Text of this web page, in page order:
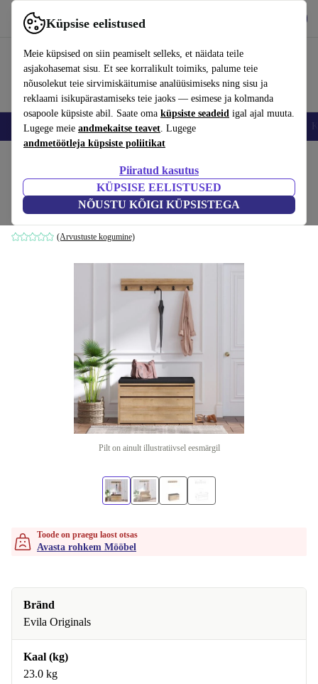
Küpsise eelistused
Meie küpsised on siin peamiselt selleks, et näidata teile
asjakohasemat sisu. Et see korralikult toimiks, palume teie
nõusolekut teie sirvimiskäitumise analüüsimiseks ning sisu ja
reklaami isikupärastamiseks teie jaoks — esimese ja kolmanda
osapoole küpsiste abil. Saate oma küpsiste seadeid igal ajal muuta.
Lugege meie andmekaitse teavet. Lugege
andmetöötleja küpsiste poliitikat
Piiratud kasutus
KÜPSISE EELISTUSED
NÕUSTU KÕIGI KÜPSISTEGA
Kasuta rakendust refurbed kiirelt ja lihtsalt
Nutitelefoni Sülearvutid Tahvelarvutid Nutikellad
Boby Garderobe puidust spoon must
must
(Arvustuste kogumine)
Pilt on ainult illustratiivsel eesmärgil
Toode on praegu laost otsas
Avasta rohkem Mööbel
Bränd
Evila Originals
Kaal (kg)
23.0 kg